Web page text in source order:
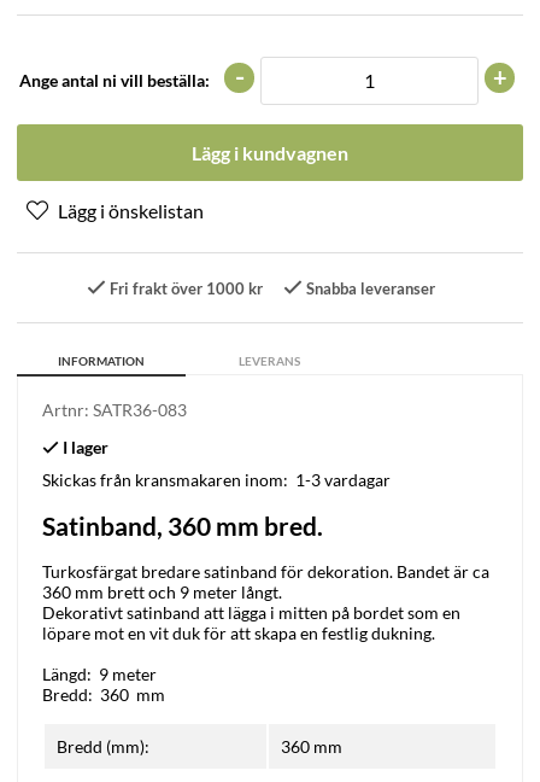
Ange antal ni vill beställa: +
-
Lägg i kundvagnen
Fri frakt över 1000 kr Snabba leveranser
INFORMATION LEVERANS
Artnr: SATR36-083
Skickas från kransmakaren inom: 1-3 vardagar
Satinband, 360 mm bred.
Turkosfärgat bredare satinband för dekoration. Bandet är ca
360 mm brett och 9 meter långt.
Dekorativt satinband att lägga i mitten på bordet som en
löpare mot en vit duk för att skapa en festlig dukning.
Längd: 9 meter
Bredd: 360 mm
Bredd (mm): 360 mm